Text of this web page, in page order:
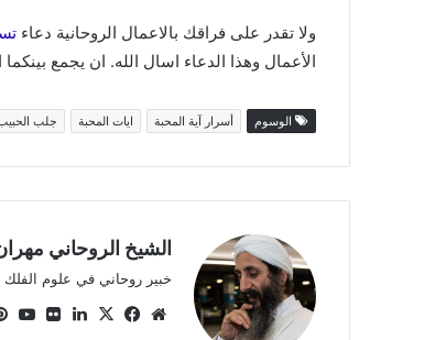
ولا تقدر على فراقك بالاعمال الروحانية دعاء
الأعمال وهذا الدعاء اسال الله. ان يجمع
الوسوم أسرار آية المحبة ايات المحبة جلب
الشيخ الروحاني
خبير روحاني في علوم
موقعفيسبوك
X لينكدإن
صور